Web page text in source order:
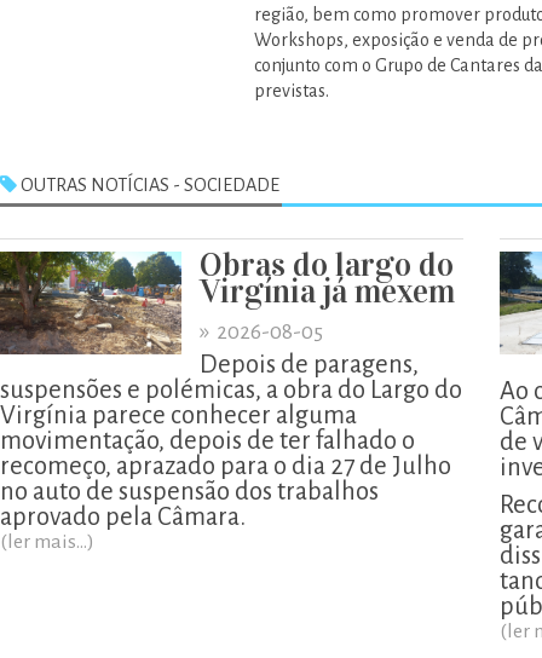
região, bem como promover
Workshops, exposição e venda de
conjunto com o Grupo de Cantares
previstas.
OUTRAS NOTÍCIAS - SOCIEDADE
Obras do largo do
Virgínia já mexem
» 2026-08-05
Depois de paragens,
suspensões e polémicas, a obra do Largo do
Virgínia parece conhecer alguma
movimentação, depois de ter falhado o
recomeço, aprazado para o dia 27 de Julho
no auto de suspensão dos trabalhos
aprovado pela Câmara.
(ler mais...)
Ao
de
(ler